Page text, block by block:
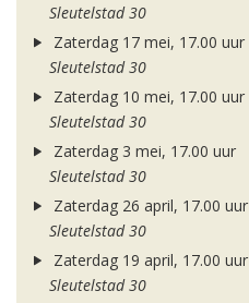
Sleutelstad 30
Zaterdag 17 mei, 17.00 uur
Sleutelstad 30
Zaterdag 10 mei, 17.00 uur
Sleutelstad 30
Zaterdag 3 mei, 17.00 uur
Sleutelstad 30
Zaterdag 26 april, 17.00 uur
Sleutelstad 30
Zaterdag 19 april, 17.00 uur
Sleutelstad 30